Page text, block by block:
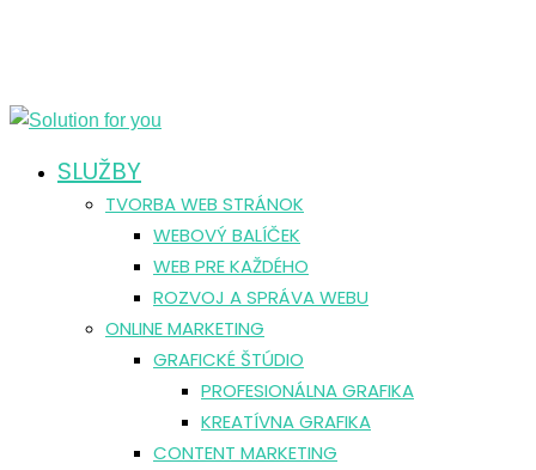
SLUŽBY
TVORBA WEB STRÁNOK
WEBOVÝ BALÍČEK
WEB PRE KAŽDÉHO
ROZVOJ A SPRÁVA WEBU
ONLINE MARKETING
GRAFICKÉ ŠTÚDIO
PROFESIONÁLNA GRAFIKA
KREATÍVNA GRAFIKA
CONTENT MARKETING